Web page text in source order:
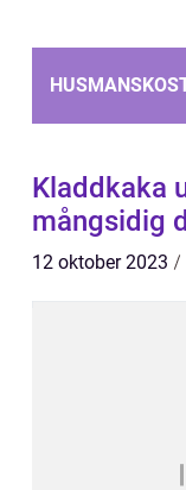
Kladdkaka
mångsidig
12 oktober 2023